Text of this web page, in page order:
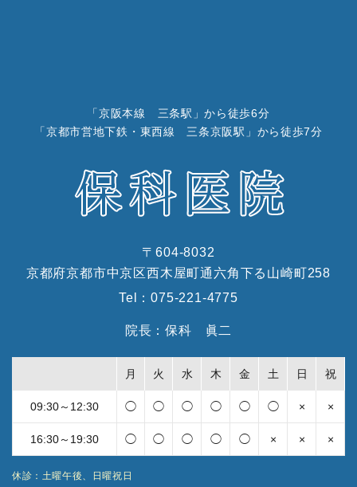
「京阪本線 三条駅」から徒歩6分
「京都市営地下鉄・東西線 三条京阪駅」から徒歩7分
〒604-8032
京都府京都市中京区西木屋町通六角下る山崎町258
Tel：075-221-4775
院長：保科 眞二
月 火 水 木 金 土 日 祝
09:30～12:30 ◯ ◯ ◯ ◯ ◯ ◯ × ×
16:30～19:30 ◯ ◯ ◯ ◯ ◯ × × ×
休診：土曜午後、日曜祝日